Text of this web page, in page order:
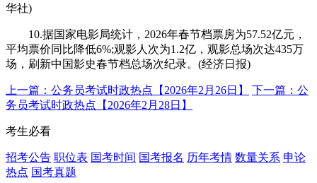
华社)
10.据国家电影局统计，2026年春节档票房为57.52亿元，
平均票价同比降低6%;观影人次为1.2亿，观影总场次达435万
场，刷新中国影史春节档总场次纪录。(经济日报)
上一篇：公务员考试时政热点【2026年2月26日】
下一篇：公
务员考试时政热点【2026年2月28日】
考生必看
招考公告 职位表 国考时间 国考报名 历年考情 数量关系 申论
热点 国考真题